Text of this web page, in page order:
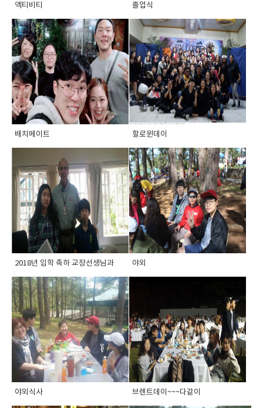
엑티비티 졸업식
배치메이트 할로윈데이
2018년 입학 축하 교장선생님과 야외
야외식사 브렌트데이~~~다같이